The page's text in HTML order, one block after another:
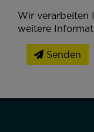
Wir verarbeiten
weitere
Senden